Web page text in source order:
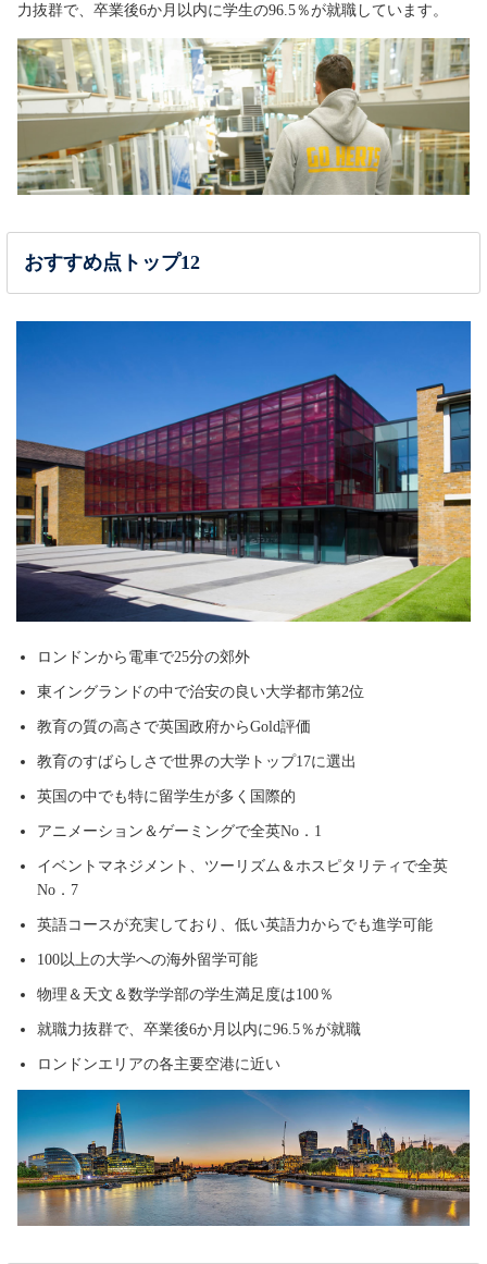
力抜群で、卒業後6か月以内に学生の96.5％が就職しています。
おすすめ点トップ12
ロンドンから電車で25分の郊外
東イングランドの中で治安の良い大学都市第2位
教育の質の高さで英国政府からGold評価
教育のすばらしさで世界の大学トップ17に選出
英国の中でも特に留学生が多く国際的
アニメーション＆ゲーミングで全英No．1
イベントマネジメント、ツーリズム＆ホスピタリティで全英
No．7
英語コースが充実しており、低い英語力からでも進学可能
100以上の大学への海外留学可能
物理＆天文＆数学学部の学生満足度は100％
就職力抜群で、卒業後6か月以内に96.5％が就職
ロンドンエリアの各主要空港に近い